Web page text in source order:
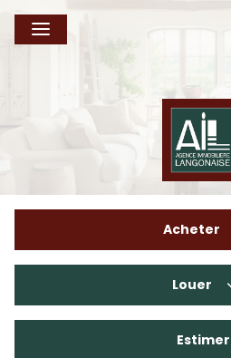
Acheter
De l'immo pro
Louer
Estimer